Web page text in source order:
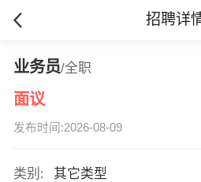
招聘详
业务员/全职
面议
发布时间:2026-08-09
类别:
其它类型